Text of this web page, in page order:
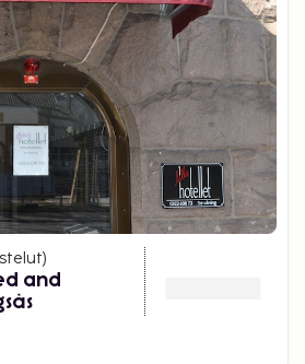
)
and